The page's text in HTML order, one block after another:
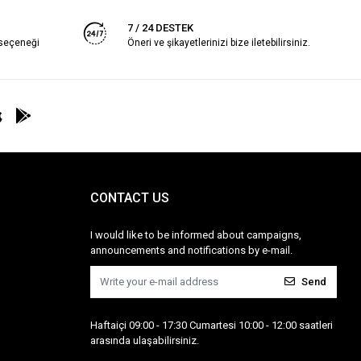
7 / 24 DESTEK
Öneri ve şikayetlerinizi bize iletebilirsiniz.
CONTACT US
I would like to be informed about campaigns,
announcements and notifications by e-mail.
Send
Haftaiçi 09:00 - 17:30 Cumartesi 10:00 - 12:00 saatleri
arasında ulaşabilirsiniz.